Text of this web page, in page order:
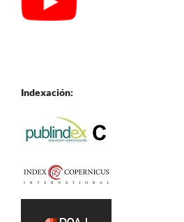
Indexación: